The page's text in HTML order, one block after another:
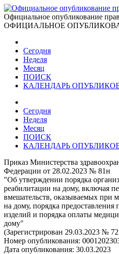
Официальное опубликование
ОФИЦИАЛЬНОЕ
Сегодня
Неделя
Месяц
ПОИСК
КАЛЕНДАРЬ
Сегодня
Неделя
Месяц
ПОИСК
КАЛЕНДАРЬ
Приказ Министерства
Федерации от 28.02.2023 № 81н
"Об утверждении порядка
реабилитации на дому, включая
вмешательств, оказываемых при
на дому, порядка
изделий и порядка оплаты
дому"
(Зарегистрирован 29.03.2023 №
Номер опубликования:
Дата опубликования: 30.03.2023